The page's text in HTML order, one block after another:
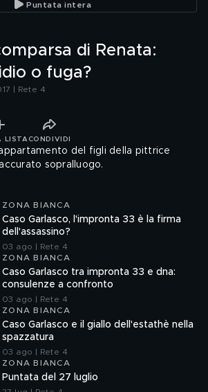
Puntata intera
di Renata:
o fuga?
| Rete 4
LISTA CONDIVIDI
del figli della pittrice
sopralluogo.
ZONA BIANCA
Caso Garlasco, l'impronta 33 è la firma
dell'assassino?
03 ago | Rete 4
ZONA BIANCA
Caso Garlasco tra impronta 33 e dna:
consulenze a confronto
03 ago | Rete 4
ZONA BIANCA
Caso Garlasco e il giallo dell'estathè nella
spazzatura
03 ago | Rete 4
ZONA BIANCA
Puntata del 27 luglio